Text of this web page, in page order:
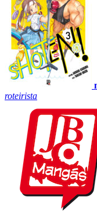
roteirista